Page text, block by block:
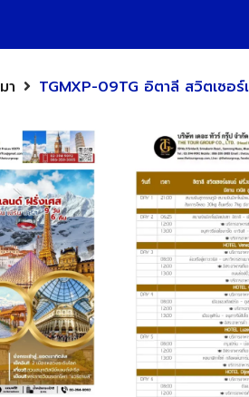
า TGMXP-09TG อิตาลี สวิตเซอ